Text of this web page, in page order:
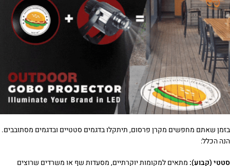
בזמן שאתם מחפשים מקרן פרסום, תיתקלו בדגמים סטטיים ובדגמים מסתובבים.
הנה הכלל:
סטטי (קבוע): מתאים למקומות יוקרתיים, מסעדות שף או משרדים שרוצים